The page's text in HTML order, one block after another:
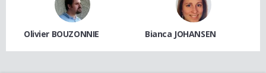
Olivier BOUZONNIE Bianca JOHANSEN